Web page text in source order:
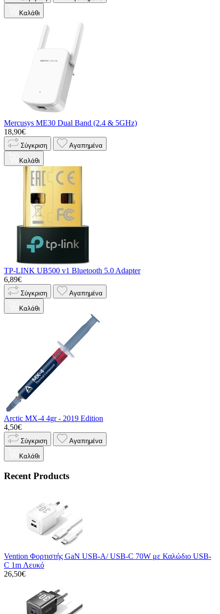
Καλάθι
Mercusys ME30 Dual Band (2.4 & 5GHz)
18,90€
Σύγκριση Αγαπημένα
Καλάθι
TP-LINK UB500 v1 Bluetooth 5.0 Adapter
6,89€
Σύγκριση Αγαπημένα
Καλάθι
Arctic MX-4 4gr - 2019 Edition
4,50€
Σύγκριση Αγαπημένα
Καλάθι
Recent Products
Vention Φορτιστής GaN USB-A/ USB-C 70W με Καλώδιο USB-
C 1m Λευκό
26,50€